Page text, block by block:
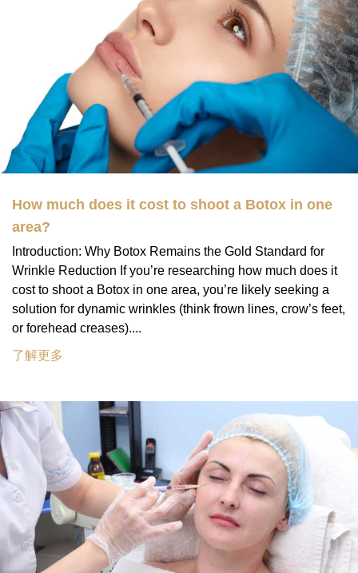
How much does it cost to shoot a Botox in one
area?
Introduction: Why Botox Remains the Gold Standard for
Wrinkle Reduction If you’re researching how much does it
cost to shoot a Botox in one area, you’re likely seeking a
solution for dynamic wrinkles (think frown lines, crow’s feet,
or forehead creases)....
了解更多